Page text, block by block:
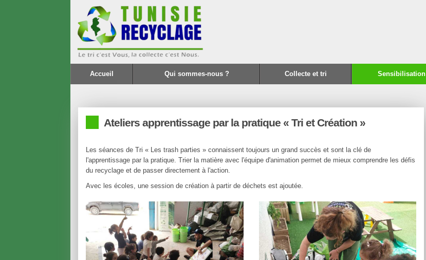
Accueil Qui sommes-nous ? Collecte et tri Sensibilisation
Ateliers apprentissage par la pratique « Tri et Création »
Les séances de Tri « Les trash parties » connaissent toujours un grand succès et sont la clé de
l'apprentissage par la pratique. Trier la matière avec l'équipe d'animation permet de mieux comprendre les défis
du recyclage et de passer directement à l'action.
Avec les écoles, une session de création à partir de déchets est ajoutée.